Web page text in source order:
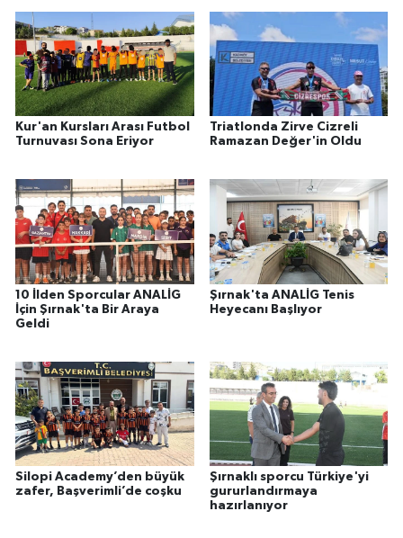
Kur'an Kursları Arası Futbol
Turnuvası Sona Eriyor
Triatlonda Zirve Cizreli
Ramazan Değer'in Oldu
10 İlden Sporcular ANALİG
İçin Şırnak'ta Bir Araya
Geldi
Şırnak'ta ANALİG Tenis
Heyecanı Başlıyor
Silopi Academy’den büyük
zafer, Başverimli’de coşku
Şırnaklı sporcu Türkiye'yi
gururlandırmaya
hazırlanıyor